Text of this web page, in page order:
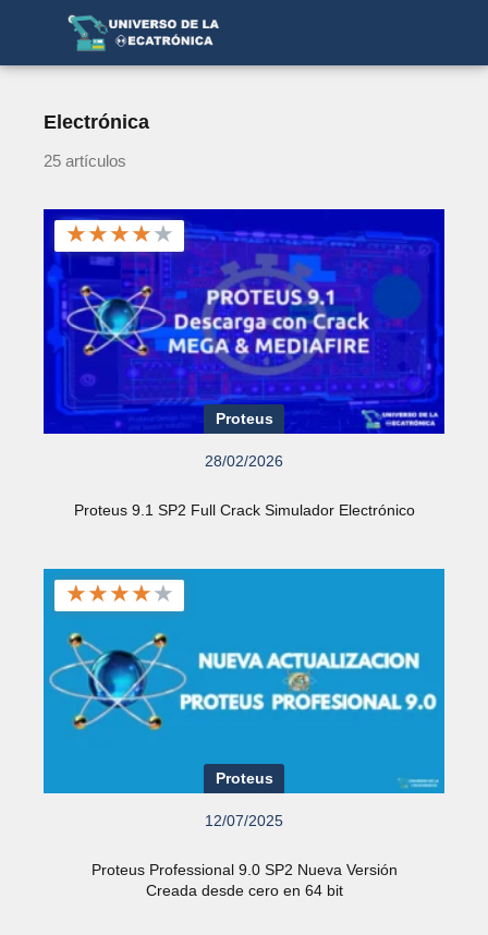
Electrónica
25 artículos
★★★★★
Proteus
28/02/2026
Proteus 9.1 SP2 Full Crack Simulador Electrónico
★★★★★
Proteus
12/07/2025
Proteus Professional 9.0 SP2 Nueva Versión
Creada desde cero en 64 bit